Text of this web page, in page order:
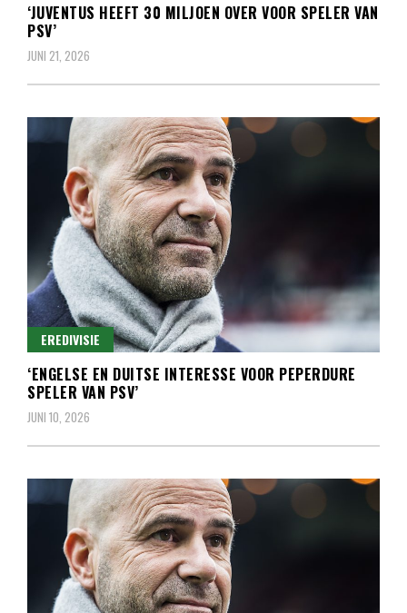
‘JUVENTUS HEEFT 30 MILJOEN OVER VOOR SPELER VAN
PSV’
JUNI 21, 2026
EREDIVISIE
‘ENGELSE EN DUITSE INTERESSE VOOR PEPERDURE
SPELER VAN PSV’
JUNI 10, 2026